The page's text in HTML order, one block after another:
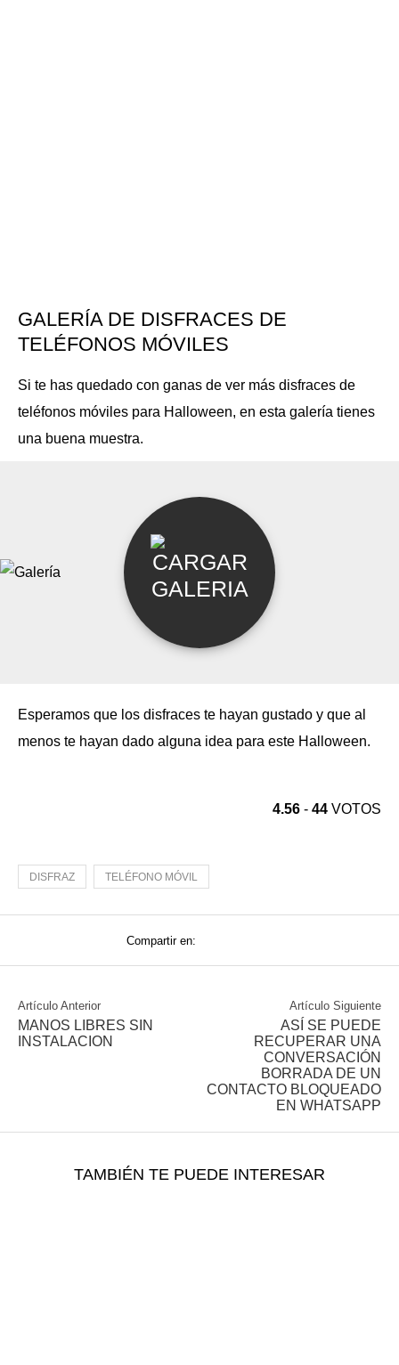
GALERÍA DE DISFRACES DE
TELÉFONOS MÓVILES
Si te has quedado con ganas de ver más disfraces de
teléfonos móviles para Halloween, en esta galería tienes
una buena muestra.
Esperamos que los disfraces te hayan gustado y que al
menos te hayan dado alguna idea para este Halloween.
4.56 - 44 VOTOS
DISFRAZ TELÉFONO MÓVIL
Compartir en:
Artículo Anterior
MANOS LIBRES SIN
INSTALACION
Artículo Siguiente
ASÍ SE PUEDE
RECUPERAR UNA
CONVERSACIÓN
BORRADA DE UN
CONTACTO BLOQUEADO
EN WHATSAPP
TAMBIÉN TE PUEDE INTERESAR